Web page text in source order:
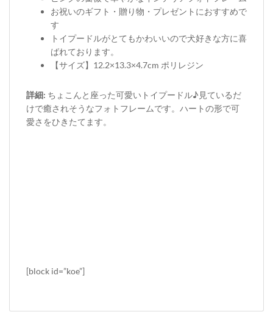
お祝いのギフト・贈り物・プレゼントにおすすめで
す
トイプードルがとてもかわいいので犬好きな方に喜
ばれております。
【サイズ】12.2×13.3×4.7cm ポリレジン
詳細: ちょこんと座った可愛いトイプードル♪見ているだ
けで癒されそうなフォトフレームです。ハートの形で可
愛さをひきたてます。
[block id=”koe”]